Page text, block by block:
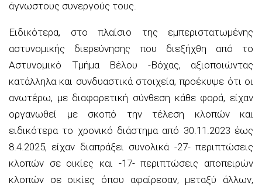
άγνωστους συνεργούς τους.
Ειδικότερα, στο πλαίσιο της εμπεριστατωμένης
αστυνομικής διερεύνησης που διεξήχθη από το
Αστυνομικό Τμήμα Βέλου -Βόχας, αξιοποιώντας
κατάλληλα και συνδυαστικά στοιχεία, προέκυψε ότι οι
ανωτέρω, με διαφορετική σύνθεση κάθε φορά, είχαν
οργανωθεί με σκοπό την τέλεση κλοπών και
ειδικότερα το χρονικό διάστημα από 30.11.2023 έως
8.4.2025, είχαν διαπράξει συνολικά -27- περιπτώσεις
κλοπών σε οικίες και -17- περιπτώσεις αποπειρών
κλοπών σε οικίες όπου αφαίρεσαν, μεταξύ άλλων,